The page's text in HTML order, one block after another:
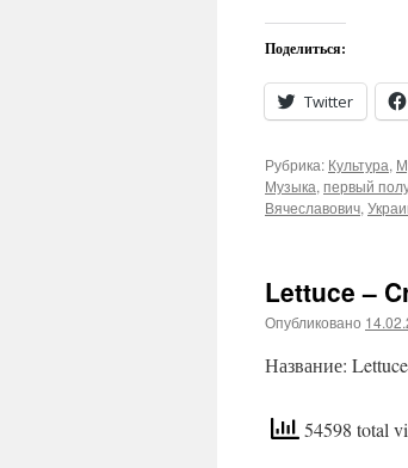
Поделиться:
Twitter
Рубрика: Культура,
Музыка, первый
Вячеславович,
Lettuce –
Опубликовано
Название:
54598 total